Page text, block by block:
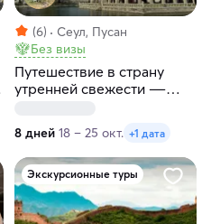
(6)
Сеул, Пусан
Без визы
Путешествие в страну
утренней свежести ―
8 дней 18 – 25 окт. +1 дата
Экскурсионные туры